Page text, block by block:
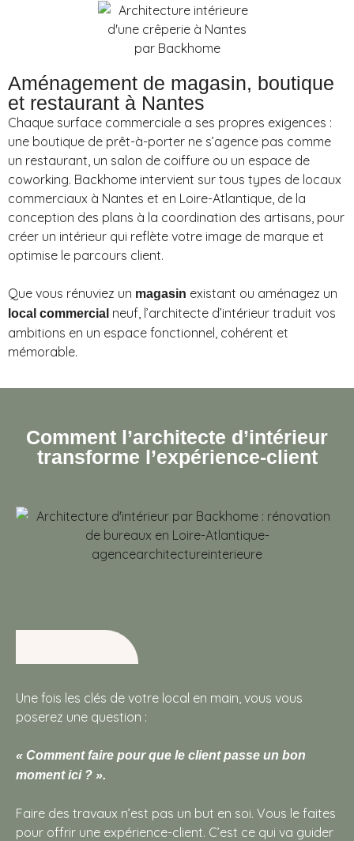
Aménagement de magasin, boutique
et restaurant à Nantes
Chaque surface commerciale a ses propres exigences :
une boutique de prêt-à-porter ne s’agence pas comme
un restaurant, un salon de coiffure ou un espace de
coworking. Backhome intervient sur tous types de locaux
commerciaux à Nantes et en Loire-Atlantique, de la
conception des plans à la coordination des artisans, pour
créer un intérieur qui reflète votre image de marque et
optimise le parcours client.
Que vous rénuviez un magasin existant ou aménagez un
local commercial neuf, l’architecte d’intérieur traduit vos
ambitions en un espace fonctionnel, cohérent et
mémorable.
Comment l’architecte d’intérieur
transforme l’expérience-client
Une fois les clés de votre local en main, vous vous
poserez une question :
« Comment faire pour que le client passe un bon
moment ici ? ».
Faire des travaux n’est pas un but en soi. Vous le faites
pour offrir une expérience-client. C’est ce qui va guider